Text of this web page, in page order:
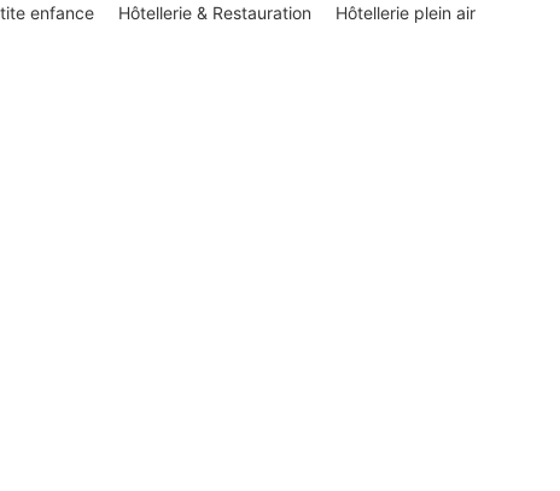
enfance Hôtellerie & Restauration Hôtellerie plein air